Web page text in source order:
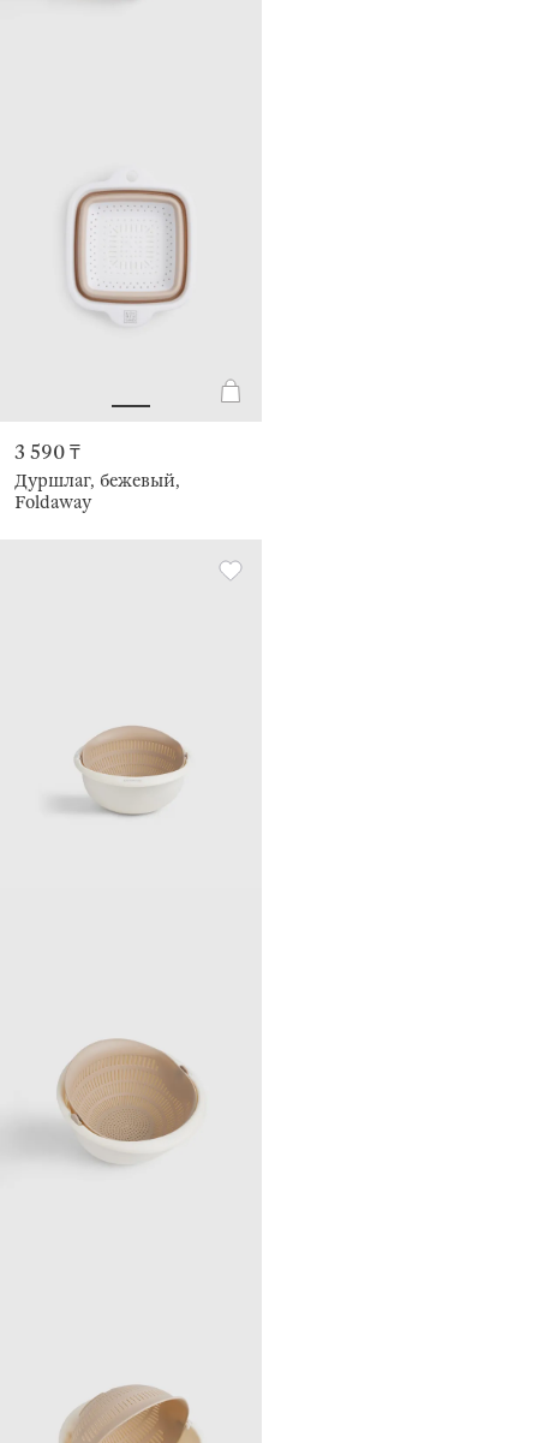
3 590 ₸
Дуршлаг, бежевый,
Foldaway